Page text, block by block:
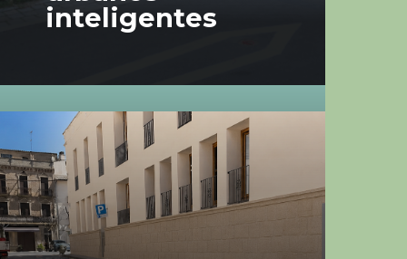
inteligentes